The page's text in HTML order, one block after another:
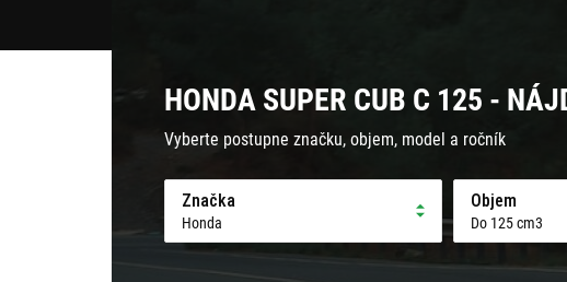
HONDA SUPER CUB C 125 -
Vyberte postupne značku, objem, model a ročník
Značka
Honda
Objem
Do 125 cm3